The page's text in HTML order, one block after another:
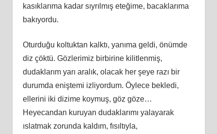
kasıklarıma kadar sıyrılmış eteğime, bacaklarıma
bakıyordu.
Oturduğu koltuktan kalktı, yanıma geldi, önümde
diz çöktü. Gözlerimiz birbirine kilitlenmiş,
dudaklarım yarı aralık, olacak her şeye razı bir
durumda eniştemi izliyordum. Öylece bekledi,
ellerini iki dizime koymuş, göz göze…
Heyecandan kuruyan dudaklarımı yalayarak
ıslatmak zorunda kaldım, fısıltıyla,